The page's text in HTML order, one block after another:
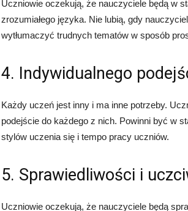
Uczniowie oczekują, że nauczyciele będą w
zrozumiałego języka. Nie lubią, gdy
wytłumaczyć trudnych tematów w sposób
4. Indywidualnego
Każdy uczeń jest inny i ma inne potrzeby.
podejście do każdego z nich. Powinni być w
stylów uczenia się i tempo pracy uczniów.
5. Sprawiedliwości i
Uczniowie oczekują, że nauczyciele będą